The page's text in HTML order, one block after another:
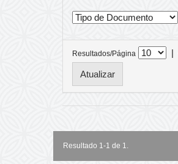
Resultados/Página |
Resultado 1-1 de 1.